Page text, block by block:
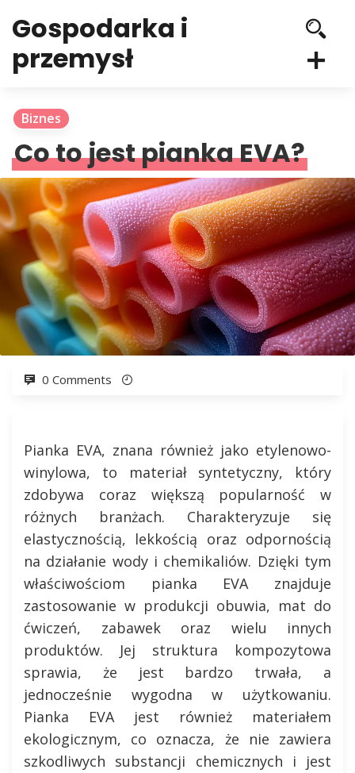
Gospodarka i
przemysł
Biznes
Co to jest pianka EVA?
0 Comments
Pianka EVA, znana również jako etylenowo-
winylowa, to materiał syntetyczny, który
zdobywa coraz większą popularność w
różnych branżach. Charakteryzuje się
elastycznością, lekkością oraz odpornością
na działanie wody i chemikaliów. Dzięki tym
właściwościom pianka EVA znajduje
zastosowanie w produkcji obuwia, mat do
ćwiczeń, zabawek oraz wielu innych
produktów. Jej struktura kompozytowa
sprawia, że jest bardzo trwała, a
jednocześnie wygodna w użytkowaniu.
Pianka EVA jest również materiałem
ekologicznym, co oznacza, że nie zawiera
szkodliwych substancji chemicznych i jest